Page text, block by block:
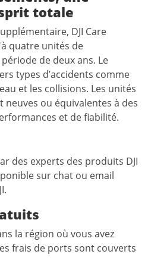
totale
DJI Care
quatre unités de
de deux ans. Le
types d’accidents comme
et les collisions. Les unités
ou équivalentes à des
et de fiabilité.
des experts des produits DJI
sur chat ou email
la région où vous avez
frais de ports sont couverts